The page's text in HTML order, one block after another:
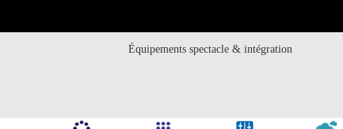
Équipements spectacle & intégration